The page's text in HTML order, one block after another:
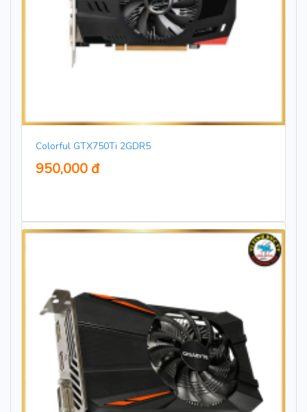
Colorful GTX750Ti 2GDR5
950,000 đ